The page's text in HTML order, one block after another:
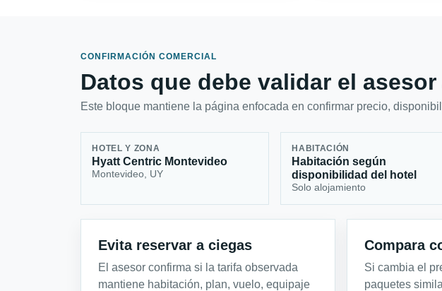
CONFIRMACIÓN COMERCIAL
Datos que debe validar el
Este bloque mantiene la página enfocada en confirmar precio,
HOTEL Y ZONA
Hyatt Centric Montevideo
Montevideo, UY
HABITACIÓN
Habitación según
disponibilidad del hotel
Solo alojamiento
Evita reservar a ciegas
El asesor confirma si la tarifa observada
mantiene habitación, plan, vuelo, equipaje
Compara
Si cambia el
paquetes